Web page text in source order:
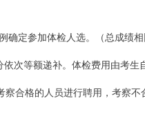
定参加体检人选。（总成绩
次等额递补。体检费用由考
合格的人员进行聘用，考察不